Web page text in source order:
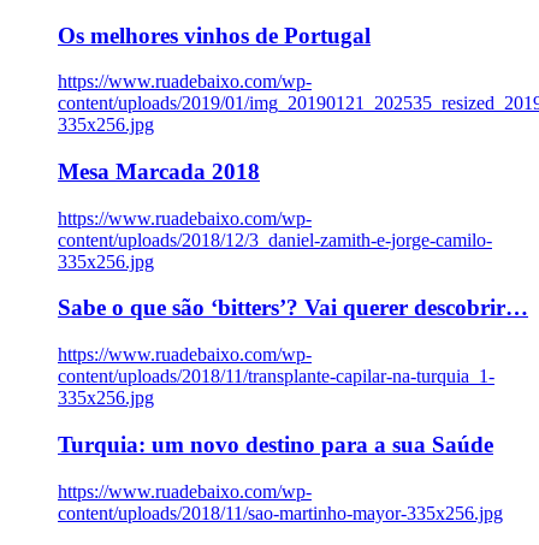
Os melhores vinhos de Portugal
https://www.ruadebaixo.com/wp-
content/uploads/2019/01/
335x256.jpg
Mesa Marcada 2018
https://www.ruadebaixo.com/wp-
content/uploads/2018/12/3_daniel-zamith-e-jorge-camilo-
335x256.jpg
Sabe o que são ‘bitters’? Vai querer descobrir…
https://www.ruadebaixo.com/wp-
content/uploads/2018/11/transplante-capilar-na-turquia_1-
335x256.jpg
Turquia: um novo destino para a sua Saúde
https://www.ruadebaixo.com/wp-
content/uploads/2018/11/sao-martinho-mayor-335x256.jpg